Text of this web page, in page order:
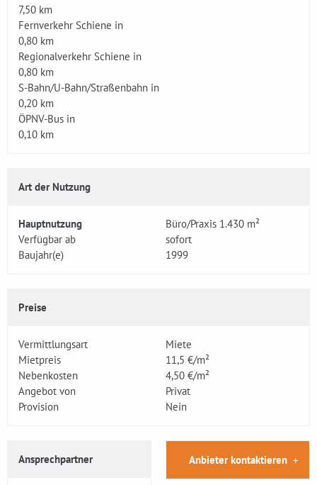
7,50 km
Fernverkehr Schiene in
0,80 km
Regionalverkehr Schiene in
0,80 km
S-Bahn/U-Bahn/Straßenbahn in
0,20 km
ÖPNV-Bus in
0,10 km
Art der Nutzung
Hauptnutzung
Büro/Praxis 1.430 m²
Verfügbar ab
sofort
Baujahr(e)
1999
Preise
Vermittlungsart
Miete
Mietpreis
11,5 €/m²
Nebenkosten
4,50 €/m²
Angebot von
Privat
Provision
Nein
Ansprechpartner Anbieter kontaktieren